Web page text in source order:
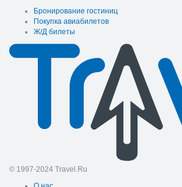
Бронирование гостиниц
Покупка авиабилетов
Ж/Д билеты
© 1997-2024 Travel.Ru